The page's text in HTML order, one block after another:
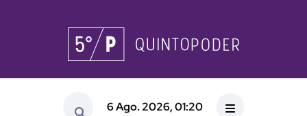
6 Ago. 2026, 01:20